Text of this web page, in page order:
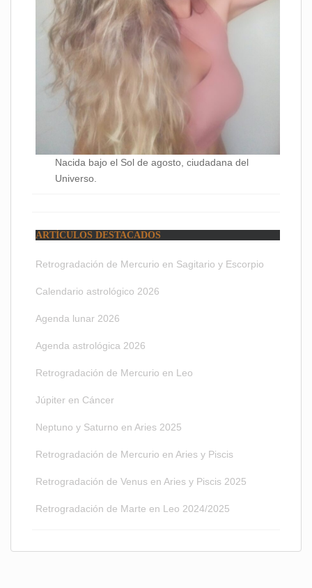
Nacida bajo el Sol de agosto, ciudadana del
Universo.
ARTÍCULOS DESTACADOS
Retrogradación de Mercurio en Sagitario y Escorpio
Calendario astrológico 2026
Agenda lunar 2026
Agenda astrológica 2026
Retrogradación de Mercurio en Leo
Júpiter en Cáncer
Neptuno y Saturno en Aries 2025
Retrogradación de Mercurio en Aries y Piscis
Retrogradación de Venus en Aries y Piscis 2025
Retrogradación de Marte en Leo 2024/2025